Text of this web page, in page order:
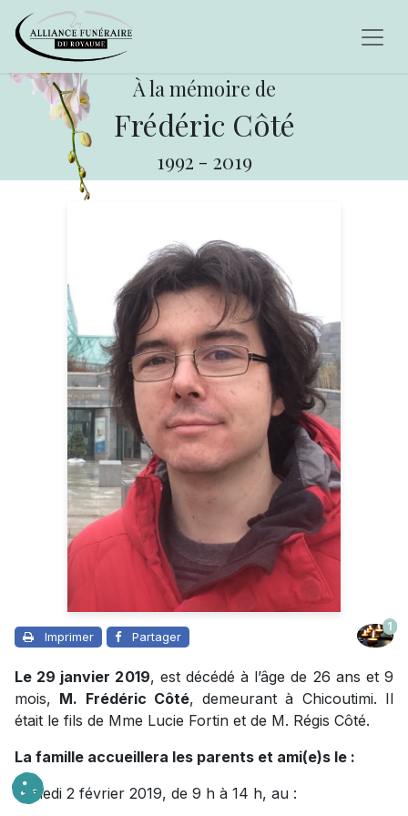
À la mémoire de
Frédéric Côté
1992 - 2019
Imprimer Partager
1
Le 29 janvier 2019, est décédé à l’âge de 26 ans et 9
mois, M. Frédéric Côté, demeurant à Chicoutimi. Il
était le fils de Mme Lucie Fortin et de M. Régis Côté.
La famille accueillera les parents et ami(e)s le :
samedi 2 février 2019, de 9 h à 14 h, au :